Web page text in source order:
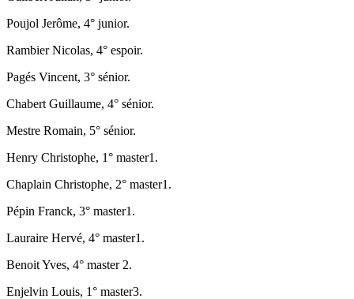
Poujol Jerôme, 4° junior.
Rambier Nicolas, 4° espoir.
Pagés Vincent, 3° sénior.
Chabert Guillaume, 4° sénior.
Mestre Romain, 5° sénior.
Henry Christophe, 1° master1.
Chaplain Christophe, 2° master1.
Pépin Franck, 3° master1.
Lauraire Hervé, 4° master1.
Benoit Yves, 4° master 2.
Enjelvin Louis, 1° master3.